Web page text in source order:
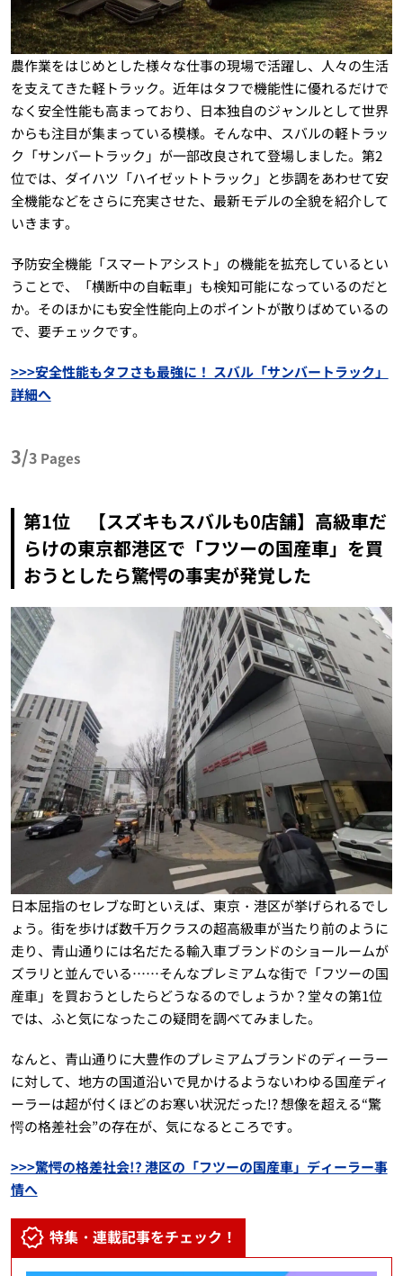
農作業をはじめとした様々な仕事の現場で活躍し、人々の生活
を支えてきた軽トラック。近年はタフで機能性に優れるだけで
なく安全性能も高まっており、日本独自のジャンルとして世界
からも注目が集まっている模様。そんな中、スバルの軽トラッ
ク「サンバートラック」が一部改良されて登場しました。第2
位では、ダイハツ「ハイゼットトラック」と歩調をあわせて安
全機能などをさらに充実させた、最新モデルの全貌を紹介して
いきます。
予防安全機能「スマートアシスト」の機能を拡充しているとい
うことで、「横断中の自転車」も検知可能になっているのだと
か。そのほかにも安全性能向上のポイントが散りばめているの
で、要チェックです。
>>>安全性能もタフさも最強に！ スバル「サンバートラック」
詳細へ
3/3 Pages
第1位 【スズキもスバルも0店舗】高級車だ
らけの東京都港区で「フツーの国産車」を買
おうとしたら驚愕の事実が発覚した
日本屈指のセレブな町といえば、東京・港区が挙げられるでし
ょう。街を歩けば数千万クラスの超高級車が当たり前のように
走り、青山通りには名だたる輸入車ブランドのショールームが
ズラリと並んでいる……そんなプレミアムな街で「フツーの国
産車」を買おうとしたらどうなるのでしょうか？堂々の第1位
では、ふと気になったこの疑問を調べてみました。
なんと、青山通りに大豊作のプレミアムブランドのディーラー
に対して、地方の国道沿いで見かけるようないわゆる国産ディ
ーラーは超が付くほどのお寒い状況だった!? 想像を超える“驚
愕の格差社会”の存在が、気になるところです。
>>>驚愕の格差社会!? 港区の「フツーの国産車」ディーラー事
情へ
特集・連載記事をチェック！